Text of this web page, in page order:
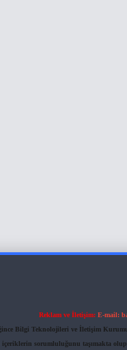
Reklam ve İletişim: E-mail:
Bilgi Teknolojileri ve İletişim
sorumluluğunu taşımakta